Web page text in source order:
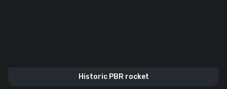
Historic PBR rocket